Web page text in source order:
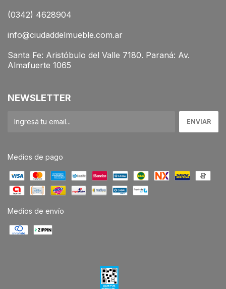
(0342) 4628904
info@ciudaddelmueble.com.ar
Santa Fe: Aristóbulo del Valle 7180. Paraná: Av.
Almafuerte 1065
NEWSLETTER
Medios de pago
Medios de envío